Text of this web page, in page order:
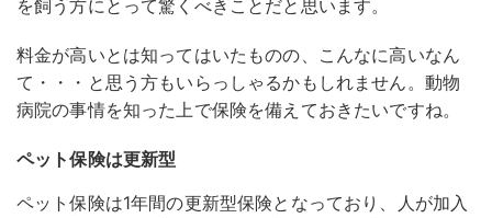
を飼う方にとって驚くべきことだと思います。
料金が高いとは知ってはいたものの、こんなに高いなん
て・・・と思う方もいらっしゃるかもしれません。動物
病院の事情を知った上で保険を備えておきたいですね。
ペット保険は更新型
ペット保険は1年間の更新型保険となっており、人が加入